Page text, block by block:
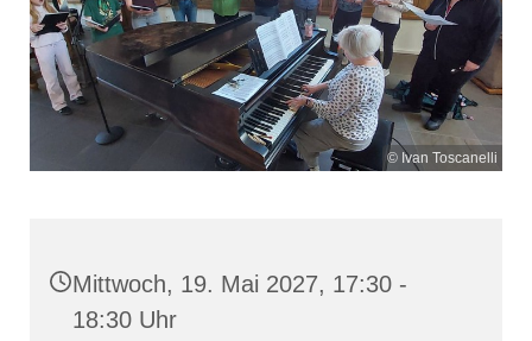
© Ivan Toscanelli
Mittwoch, 19. Mai 2027, 17:30 -
18:30 Uhr